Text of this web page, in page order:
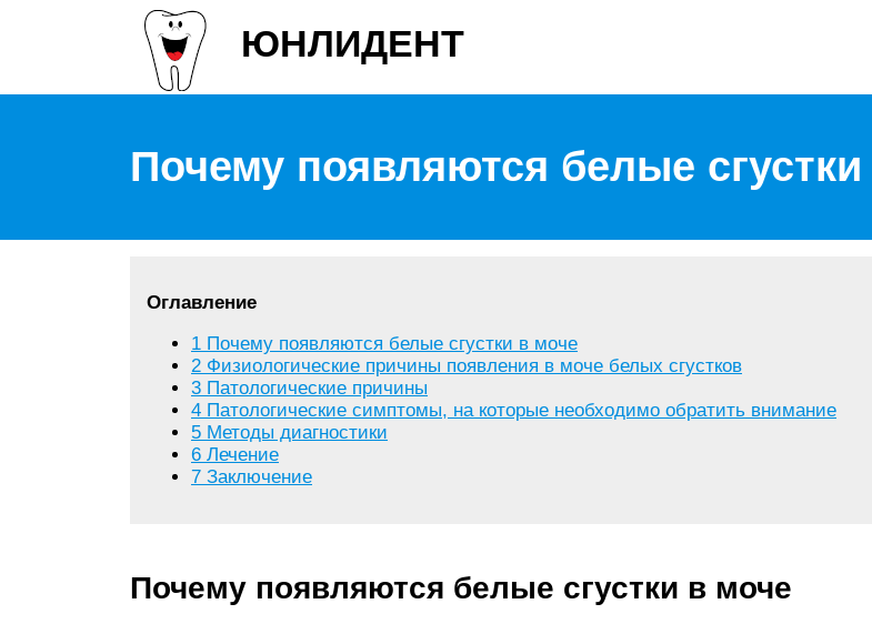
ЮНЛИДЕНТ
Почему появляются белые
Оглавление
1 Почему появляются белые сгустки в моче
2 Физиологические причины появления в моче белых сгустков
3 Патологические причины
4 Патологические симптомы, на которые необходимо обратить внимание
5 Методы диагностики
6 Лечение
7 Заключение
Почему появляются белые сгустки в моче